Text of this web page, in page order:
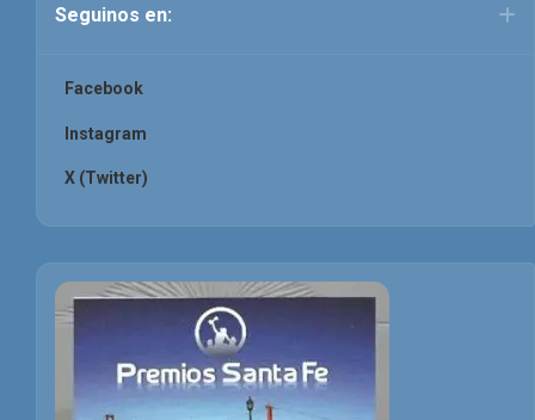
Seguinos en:
Facebook
Instagram
X (Twitter)